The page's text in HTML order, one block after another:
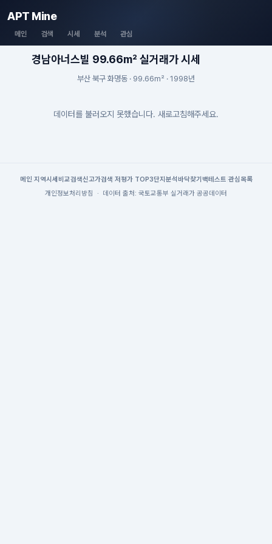
APT Mine
메인 검색 시세 분석 관심
경남아너스빌 99.66m² 실거래가 시세
부산 북구 화명동 · 99.66m² · 1998년
데이터를 불러오지 못했습니다. 새로고침해주세요.
메인| 지역시세 비교검색신고가검색 저평가 TOP3단지분석 바닥찾기 백테스트 관심목록
개인정보처리방침
· 데이터 출처: 국토교통부 실거래가 공공데이터